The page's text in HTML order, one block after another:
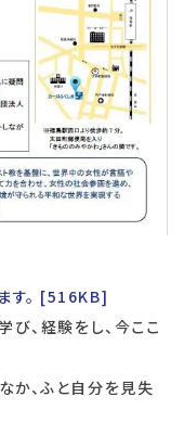
す。 [516KB]
び、経験をし、今ここ
か、ふと自分を見失